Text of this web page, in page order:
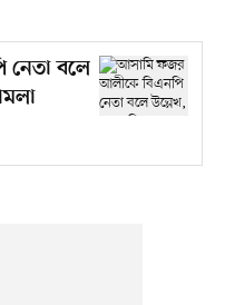
বলে